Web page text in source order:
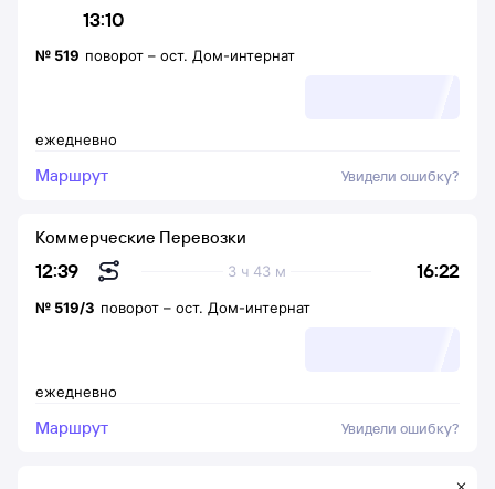
13:10
ежедневно
№ 519 поворот – ост. Дом-интернат
Маршрут Увидели ошибку?
12:39 16:22
3 ч 43 м
Коммерческие Перевозки
ежедневно
№ 519/3 поворот – ост. Дом-интернат
Маршрут Увидели ошибку?